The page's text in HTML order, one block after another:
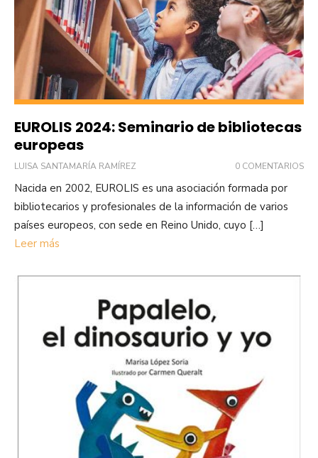
EUROLIS 2024: Seminario de bibliotecas
europeas
LUISA SANTAMARÍA RAMÍREZ 0 COMENTARIOS
Nacida en 2002, EUROLIS es una asociación formada por
bibliotecarios y profesionales de la información de varios
países europeos, con sede en Reino Unido, cuyo […]
Leer más